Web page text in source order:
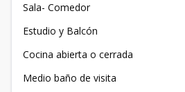
Sala- Comedor
Estudio y Balcón
Cocina abierta o cerrada
Medio baño de visita